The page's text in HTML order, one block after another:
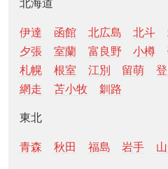
北海道
伊達 函館 北広島 北斗
夕張
室蘭 富良野 小樽
札幌
根室 江別 留萌 登
網走
苫小牧 釧路
東北
青森 秋田 福島 岩手